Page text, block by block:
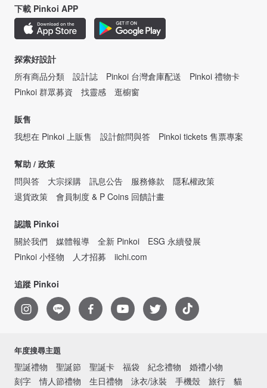
下載 Pinkoi APP
探索好設計
所有商品分類
設計誌 Pinkoi 台灣倉庫配送
Pinkoi 禮物卡
Pinkoi 群眾募資
找靈感 逛櫥窗
販售
我想在 Pinkoi 上販售
設計館問與答 Pinkoi tickets 售票專案
幫助 / 政策
問與答
大宗採購 訊息公告 服務條款
隱私權政策
退貨政策
會員制度 & P Coins 回饋計畫
認識 Pinkoi
關於我們
媒體報導 全新 Pinkoi
ESG 永續發展
Pinkoi 小怪物
人才招募 iichi.com
追蹤 Pinkoi
年度搜尋主題
聖誕禮物 聖誕節 聖誕卡 福袋 紀念禮物
婚禮小物
刻字
情人節禮物 生日禮物 泳衣/泳裝 手機殼 旅行 貓